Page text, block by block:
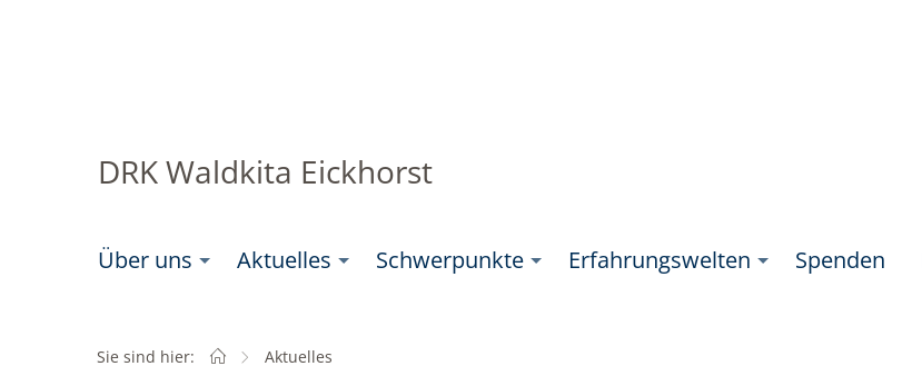
DRK Waldkita Eickhorst
Über uns Aktuelles Schwerpunkte Erfahrungswelten Spenden
Sie sind hier: StartseiteAktuelles